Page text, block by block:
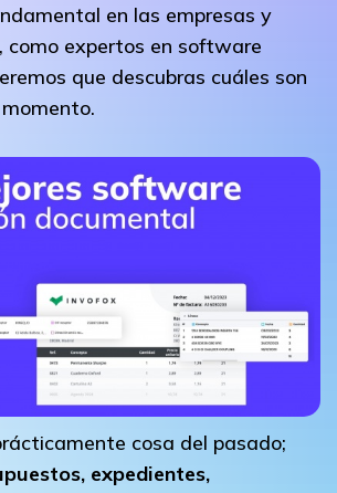
en las empresas y
como expertos en software
que descubras cuáles son
cosa del pasado;
expedientes,